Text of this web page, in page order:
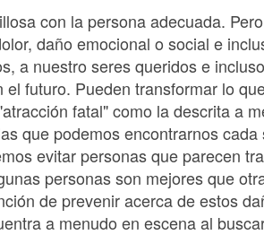
con la persona adecuada.
daño emocional o social e
a nuestro seres queridos e
futuro. Pueden transformar lo
fatal" como la descrita a
que podemos encontrarnos
evitar personas que parecen
personas son mejores que
de prevenir acerca de estos
a menudo en escena al